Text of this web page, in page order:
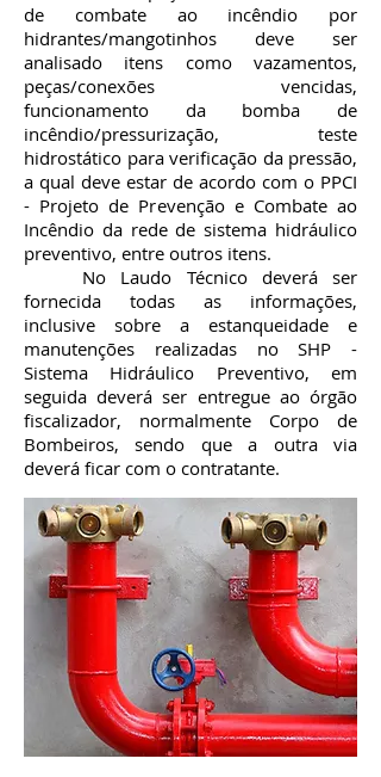
de combate ao incêndio por
hidrantes/mangotinhos deve ser
analisado itens como vazamentos,
peças/conexões vencidas,
funcionamento da bomba de
incêndio/pressurização, teste
hidrostático para verificação da pressão,
a qual deve estar de acordo com o PPCI
- Projeto de Prevenção e Combate ao
Incêndio da rede de sistema hidráulico
preventivo, entre outros itens.
No Laudo Técnico deverá ser
fornecida todas as informações,
inclusive sobre a estanqueidade e
manutenções realizadas no SHP -
Sistema Hidráulico Preventivo, em
seguida deverá ser entregue ao órgão
fiscalizador, normalmente Corpo de
Bombeiros, sendo que a outra via
deverá ficar com o contratante.